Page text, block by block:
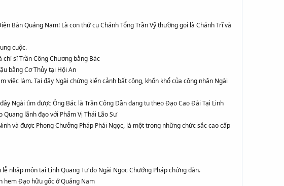
Bàn Quảng Nam! Là con thứ cụ Chánh Tổng Trần Vỹ thường gọi là Chánh Trĩ và
cuộc.
chí sĩ Trần Công Chương bằng Bác
bằng Cơ Thủy tại Hội An
việc làm. Tại đây Ngài chứng kiến cảnh bất công, khốn khổ của công nhân Ngài
Ngài tìm được Ông Bác là Trần Công Dần đang tu theo Đạo Cao Đài Tại Linh
lãnh đạo với Phẩm Vị Thái Lão Sư
và được Phong Chưởng Pháp Phái Ngọc, là một trong những chức sắc cao cấp
nhập môn tại Linh Quang Tự do Ngài Ngọc Chưởng Pháp chứng đàn.
hem Đạo hữu gốc ở Quảng Nam